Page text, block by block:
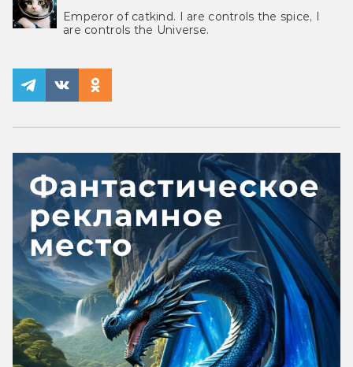
Emperor of catkind. I are controls the spice, I
are controls the Universe.